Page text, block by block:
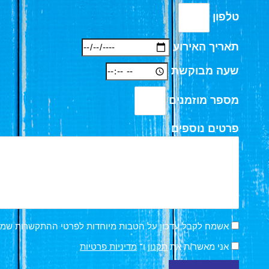
טלפון
תאריך האירוע
שעה מבוקשת
מספר מוזמנים
פרטים נוספים
אשמח לקבל עדכון על הטבות מיוחדות לפרטי ההתקשרות
אני מאשר/ת אתתקנוןו־מדיניות פרטיות